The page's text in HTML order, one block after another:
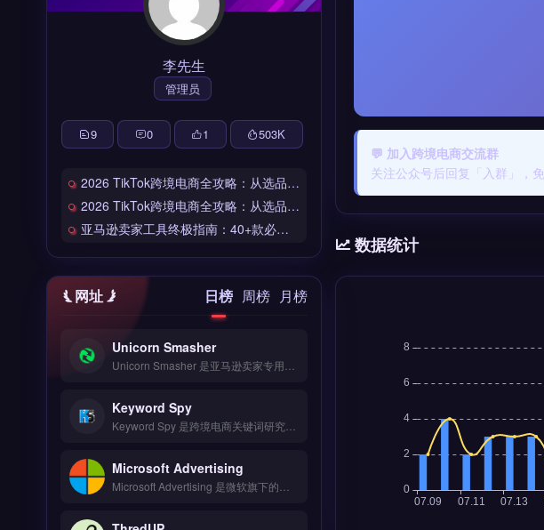
💬 加入跨境电商交流群
关注公众号后回复「入群」，
数据统计
李先生
管理员
9 0 1 503K
2026 TikTok跨境电商全攻略：从选品到爆单的完整工具链
2026 TikTok跨境电商全攻略：从选品到爆单的完整工具链
亚马逊卖家工具终极指南：40+款必备工具全链路解析
网址 日榜 周榜 月榜
Unicorn Smasher
Keyword Spy
Microsoft Advertising